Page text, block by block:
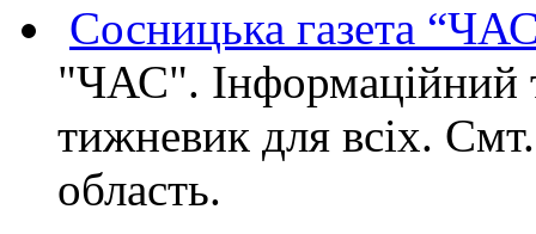
Сосницька газета
"ЧАС". Інформаційний
тижневик для всіх.
область.